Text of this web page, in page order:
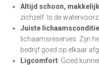
Altijd schoon,
zichzelf. Is de
Juiste
lichaamsreserves. Zijn
bedrijf goed op elkaar
Ligcomfort . Goed